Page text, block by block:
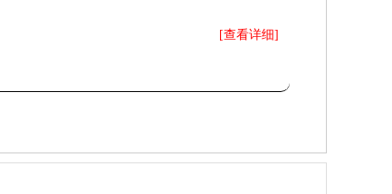
[查看详细]